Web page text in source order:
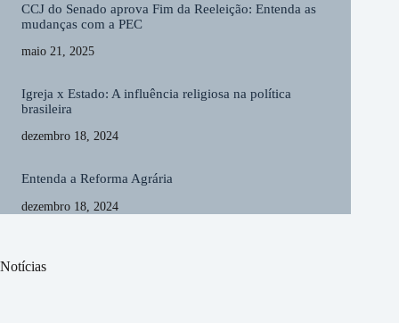
CCJ do Senado aprova Fim da Reeleição: Entenda as
mudanças com a PEC
maio 21, 2025
Igreja x Estado: A influência religiosa na política
brasileira
dezembro 18, 2024
Entenda a Reforma Agrária
dezembro 18, 2024
Notícias